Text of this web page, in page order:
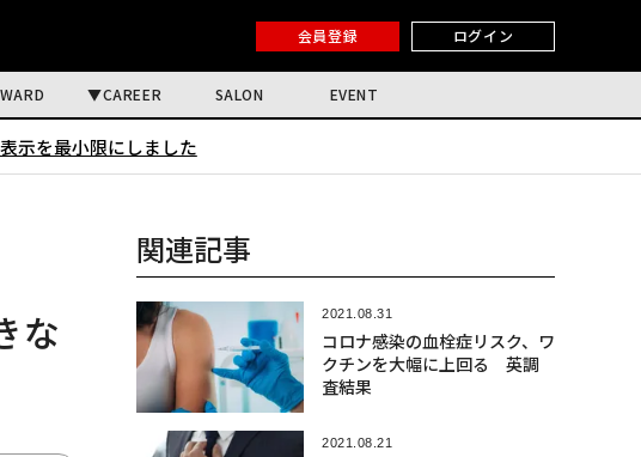
会員登録 ログイン
CAREER SALON EVENT
示を最小限にしました
な
関連記事
2021.08.31
コロナ感染の血栓症リスク、ワ
クチンを大幅に上回る 英調
査結果
2021.08.21